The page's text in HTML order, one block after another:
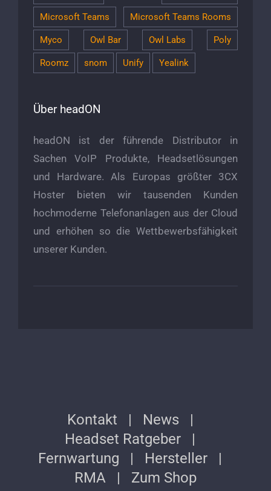
Microsoft Teams Microsoft Teams Rooms
Myco Owl Bar Owl Labs Poly
Roomz snom Unify Yealink
Über headON
headON ist der führende Distributor in
Sachen VoIP Produkte, Headsetlösungen
und Hardware. Als Europas größter 3CX
Hoster bieten wir tausenden Kunden
hochmoderne Telefonanlagen aus der Cloud
und erhöhen so die Wettbewerbsfähigkeit
unserer Kunden.
Kontakt
News
Headset Ratgeber
Fernwartung
Hersteller
RMA
Zum Shop